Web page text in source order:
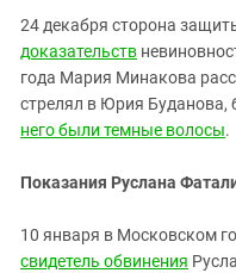
24 декабря сторона
доказательств
года Мария Минакова
стрелял в Юрия Буданова,
него были темные волосы.
Показания Руслана
10 января в Московском
свидетель обвинения